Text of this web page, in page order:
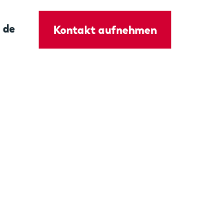
de Kontakt aufnehmen